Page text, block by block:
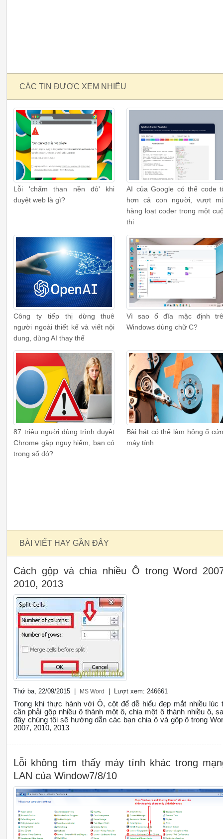
CÁC TIN ĐƯỢC XEM NHIỀU
Lỗi 'chấm than nền đỏ' khi
duyệt web là gì?
AI của Google có thể code
hơn cả con người, vượt
hàng loạt coder trong một
thi
Công ty tiếp thị dừng thuê
người ngoài thiết kế và viết nội
dung, dùng AI thay thế
Vì sao ổ đĩa mặc định
Windows dùng chữ C?
87 triệu người dùng trình duyệt
Chrome gặp nguy hiểm, bạn có
trong số đó?
Bài hát có thể làm hỏng ổ
máy tính
BÀI VIẾT HAY GẦN ĐÂY
Cách gộp và chia nhiều Ô trong Word
2010, 2013
Thứ ba, 22/09/2015 | MS Word | Lượt xem: 246661
Trong khi thực hành với Ô, cột để dễ hiểu đẹp mắt nhiều lúc
cần phải gộp nhiều ô thành một ô, chia một ô thành nhiều ô,
đây chúng tôi sẽ hướng dẫn các bạn chia ô và gộp ô trong
2007, 2010, 2013
Lỗi không tìm thấy máy tính khác trong
LAN của Window7/8/10